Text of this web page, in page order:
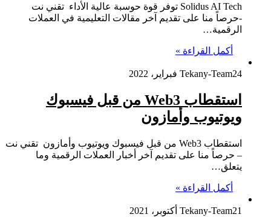
Solidus AI Tech توفر قوة حوسبة عالية الأداء تقني نت
-حرصاً منا على تقديم آخر مقالات التعليمية في العملات
الرقمية…
أكمل القراءة »
Tekany-Team24 فبراير، 2022
استقطاب Web3 من قبل فيسبوك
ويوتيوب وأمازون
استقطاب Web3 من قبل فيسبوك ويوتيوب وأمازون تقني نت
– حرصاً منا على تقديم آخر أخبار العملات الرقمية وما
يتعلق…
أكمل القراءة »
Tekany-Team21 أكتوبر، 2021